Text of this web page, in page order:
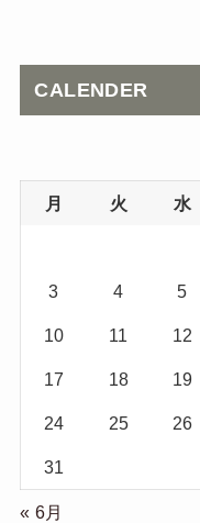
CALENDER
月 火 水
3 4 5
10 11 12
17 18 19
24 25 26
31
« 6月